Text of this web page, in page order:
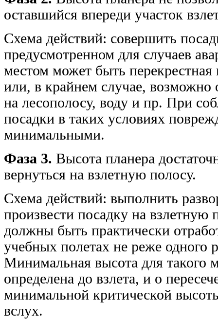
оставшийся впереди участок
Схема действий: совершить
предусмотренном для случаев
местом может быть перекрестная
или, в крайнем случае, возможно
на лесополосу, воду и пр. При
посадки в таких условиях
минимальными.
Фаза 3. Высота планера
вернуться на взлетную полосу.
Схема действий: выполнить
произвести посадку на взлетную
должны быть практически
учебных полетах не реже одного
Минимальная высота для такого
определена до взлета, и о
минимальной критической
вслух.